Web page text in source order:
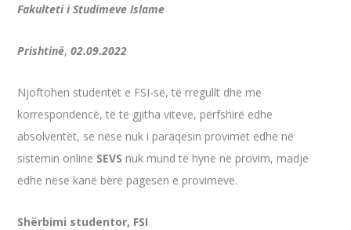
Fakulteti i Studimeve Islame
Prishtinë,02.09.2022
Njoftohen studentët e FSI-së, të rregullt dhe me
korrespondencë, të të gjitha viteve, përfshirë edhe
absolventët, se nëse nuk i paraqesin provimet edhe në
sistemin online SEVS nuk mund të hynë në provim, madje
edhe nëse kanë bërë pagesën e provimeve.
Shërbimi studentor, FSI